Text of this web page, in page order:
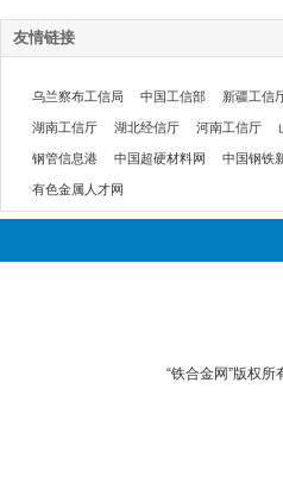
友情链接
乌兰察布工信局 中国工信部 新疆工信
湖南工信厅 湖北经信厅 河南工信厅
钢管信息港 中国超硬材料网 中国钢铁
有色金属人才网
“铁合金网”版权